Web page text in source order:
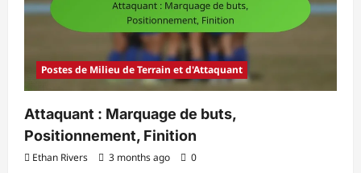
Postes de Milieu de Terrain et d'Attaquant
Attaquant : Marquage de buts,
Positionnement, Finition
Ethan Rivers 3 months ago 0